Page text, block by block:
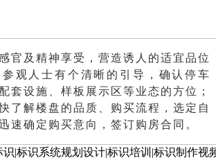
官及精神享受，营造诱人的适宜品位
观人士有个清晰的引导，确认停车
套设施、样板展示区等业态的方位；
了解楼盘的品质、购买流程，选定自
速确定购买意向，签订购房合同。